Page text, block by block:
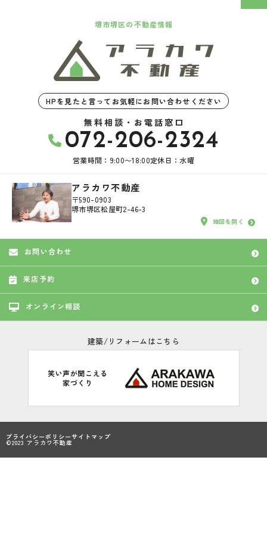
堺市堺区の不動産情報
HPを見たと言ってお気軽にお問い合わせください
無料相談・お電話窓口
072-206-2324
営業時間：9:00〜18:00定休日：水曜
アラカワ不動産
〒590-0903
堺市堺区松屋町2-46-3
地図を開く
お問い合わせ
来店予約
オンライン相談
建築/リフォームはこちら
プライバシーポリシーサイトマップ
©2023 アラカワ不動産